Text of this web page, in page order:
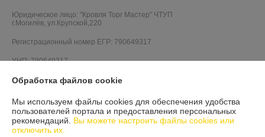
Юридическое лицо: "Кровля Торг Мастер" ЧТУП
г.Могилёв, ул.Крупской,220
Регистрационный номер ЕГР: 790649317
УНП: 790649317
Регистрационный орган: Администрация Октябрьского района
г.Могилёва
Дата регистрации компании: 11.09.2009
Ссылка на свидетельство/лицензию
Обработка файлов cookie
Мы используем файлы cookies для обеспечения удобства
пользователей портала и предоставления персональных
рекомендаций. Вы можете настроить файлы cookies или
отключить их.